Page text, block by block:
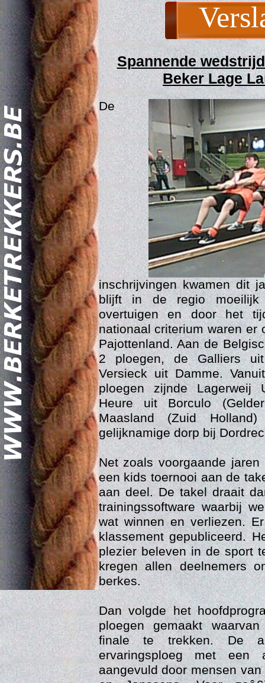
Spannende
Beker Lage
De
inschrijvingen kwamen dit
blijft in de regio
overtuigen en door het
nationaal criterium waren er
Pajottenland. Aan de
2 ploegen, de Galliers
Versieck uit Damme.
ploegen zijnde Lagerweij
Heure uit Borculo
Maasland (Zuid
gelijknamige dorp bij
Net zoals voorgaande
een kids toernooi aan de
aan deel. De takel draait
trainingssoftware waarbij
wat winnen en verliezen.
klassement gepubliceerd.
plezier beleven in de sport
kregen allen deelnemers
berkes.
Dan volgde het
ploegen gemaakt
finale te trekken. De
ervaringsploeg met een
aangevuld door mensen